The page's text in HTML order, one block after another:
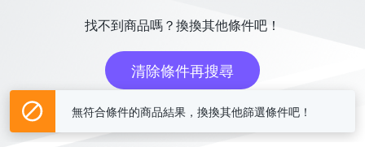
找不到商品嗎？換換其他條件吧！
清除條件再搜尋
或
無符合條件的商品結果，換換其他篩選條件吧！